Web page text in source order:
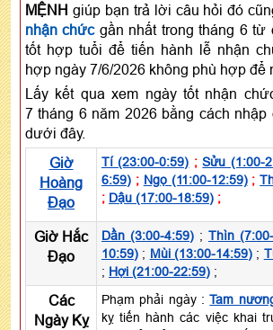
MỆNH giúp bạn trả lời câu hỏi đó
nhận chứcgần nhất trong tháng 6 từ
tốt hợp tuổi để tiến hành lễ nhận
hợp ngày 7/6/2026 không phù hợp để
Lấy kết qua xem ngày tốt nhận
7 tháng 6 năm 2026 bằng cách nhập
dưới đây.
Giờ
Hoàng
Đạo
Tí (23:00-0:59) ;Sửu (1:00-
6:59) ; Ngọ (11:00-12:59);
; Dậu (17:00-18:59) ;
Giờ Hắc
Đạo
Dần (3:00-4:59) ; Thìn
10:59) ; Mùi (13:00-14:59) ;
; Hợi (21:00-22:59) ;
Các
Ngày Kỵ
Phạm phải ngày : Tam
kỵ tiến hành các việc khai